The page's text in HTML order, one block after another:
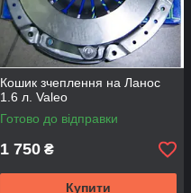
Кошик зчеплення на Ланос
1.6 л. Valeo
Готово до відправки
1 750 ₴
Купити